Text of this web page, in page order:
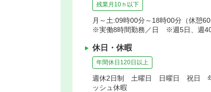
残業月10ｈ以下
月～土:09時00分～18時00分（休憩60
※実働8時間勤務／日 ※週5日、週40
休日・休暇
年間休日120日以上
週休2日制 土曜日 日曜日 祝日
ッシュ休暇